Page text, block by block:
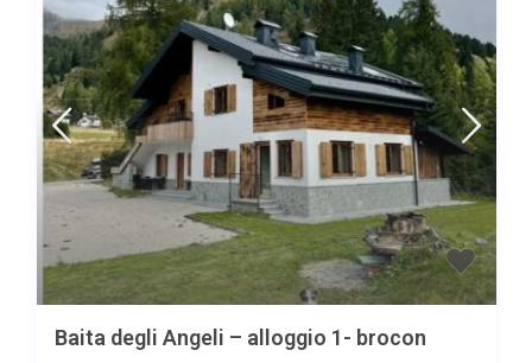
Baita degli Angeli – alloggio 1- brocon